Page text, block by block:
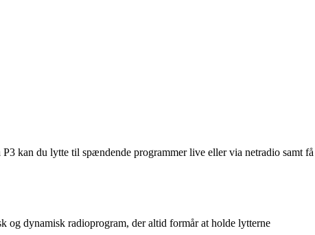
kan du lytte til spændende programmer live eller via netradio samt få
og dynamisk radioprogram, der altid formår at holde lytterne